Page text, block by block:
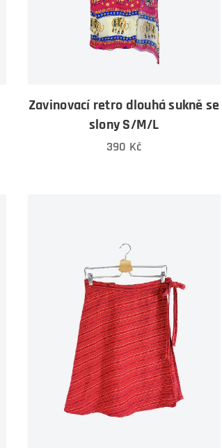
Zavinovací retro dlouhá sukně se
slony S/M/L
390 Kč